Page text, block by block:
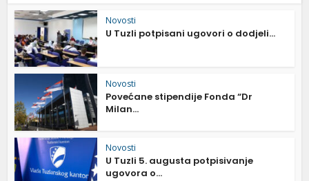
Novosti
U Tuzli potpisani ugovori o dodjeli...
Novosti
Povećane stipendije Fonda “Dr
Milan...
Novosti
U Tuzli 5. augusta potpisivanje
ugovora o...